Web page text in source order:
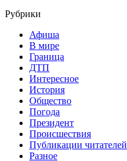
Рубрики
Афиша
В мире
Граница
ДТП
Интересное
История
Общество
Погода
Президент
Происшествия
Публикации читателей
Разное